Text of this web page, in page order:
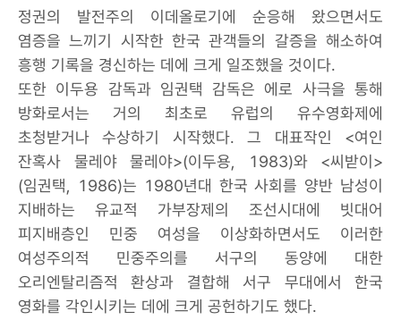
정권의 발전주의 이데올로기에 순응해 왔으면서도
염증을 느끼기 시작한 한국 관객들의 갈증을 해소하여
흥행 기록을 경신하는 데에 크게 일조했을 것이다.
또한 이두용 감독과 임권택 감독은 에로 사극을 통해
방화로서는 거의 최초로 유럽의 유수영화제에
초청받거나 수상하기 시작했다. 그 대표작인 <여인
잔혹사 물레야 물레야>(이두용, 1983)와 <씨받이>
(임권택, 1986)는 1980년대 한국 사회를 양반 남성이
지배하는 유교적 가부장제의 조선시대에 빗대어
피지배층인 민중 여성을 이상화하면서도 이러한
여성주의적 민중주의를 서구의 동양에 대한
오리엔탈리즘적 환상과 결합해 서구 무대에서 한국
영화를 각인시키는 데에 크게 공헌하기도 했다.